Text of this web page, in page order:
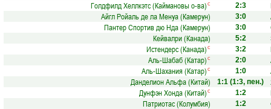
Голдфилд Хеллкэтс (Каймановы о-ва) с 2:3
Айгл Ройаль де ла Менуа (Камерун)
3:0
Пантер Спортив дю Нда (Камерун)
3:0
Кейвалри (Канада)
5:2
Истендерс (Канада) с 3:2
Аль-Шабаб (Катар) с 2:0
Аль-Шахания (Катар) с 1:0
Данделион Альфа (Китай)
1:1 (1:3, пен.)
Дунфэн Хонда (Китай) с 1:2
Патриотас (Колумбия)
1:2